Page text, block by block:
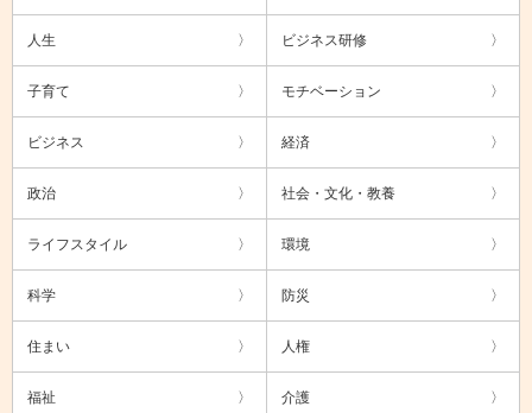
人生 ビジネス研修
子育て モチベーション
ビジネス 経済
政治 社会・文化・教養
ライフスタイル 環境
科学 防災
住まい 人権
福祉 介護